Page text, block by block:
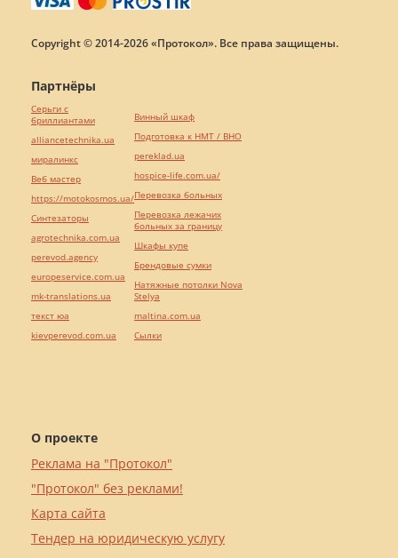
Copyright © 2014-2026 «Протокол». Все права защищены.
О проекте
Реклама на "Протокол"
"Протокол" без реклами!
Карта сайта
Тендер на юридическую услугу
Партнёры
Серьги с
бриллиантами
alliancetechnika.ua
миралинкс
Веб мастер
https://motokosmos.ua/
Синтезаторы
agrotechnika.com.ua
perevod.agency
europeservice.com.ua
mk-translations.ua
текст юа
kievperevod.com.ua
Винный шкаф
Подготовка к НМТ / ВНО
pereklad.ua
hospice-life.com.ua/
Перевозка больных
Перевозка лежачих
больных за границу
Шкафы купе
Брендовые сумки
Натяжные потолки Nova
Stelya
maltina.com.ua
Cылки